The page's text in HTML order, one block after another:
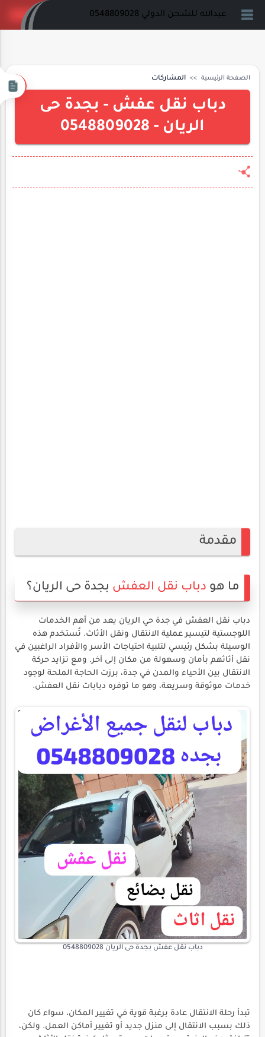
عبدالله للشحن الدولي 0548809028
الصفحة الرئيسية المشاركات
دباب نقل عفش - بجدة حى
الريان - 0548809028
مقدمة
ما هو دباب نقل العفش بجدة حى الريان؟
دباب نقل العفش في جدة حي الريان يعد من أهم الخدمات
اللوجستية لتيسير عملية الانتقال ونقل الأثاث. تُستخدم هذه
الوسيلة بشكل رئيسي لتلبية احتياجات الأسر والأفراد الراغبين في
نقل أثاثهم بأمان وسهولة من مكان إلى آخر. ومع تزايد حركة
الانتقال بين الأحياء والمدن في جدة، برزت الحاجة الملحة لوجود
خدمات موثوقة وسريعة، وهو ما توفره دبابات نقل العفش.
دباب نقل عفش بجدة حى الريان 0548809028
تبدأ رحلة الانتقال عادة برغبة قوية في تغيير المكان، سواء كان
ذلك بسبب الانتقال إلى منزل جديد أو تغيير أماكن العمل. ولكن،